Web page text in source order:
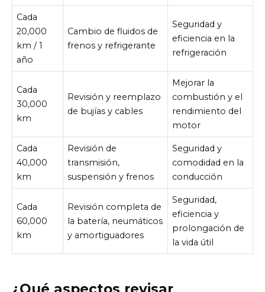
Cada
20,000
km / 1
año
Cambio de fluidos de
frenos y refrigerante
Seguridad y
eficiencia en la
refrigeración
Cada
30,000
km
Revisión y reemplazo
de bujías y cables
Mejorar la
combustión y el
rendimiento del
motor
Cada
40,000
km
Revisión de
transmisión,
suspensión y frenos
Seguridad y
comodidad en la
conducción
Cada
60,000
km
Revisión completa de
la batería, neumáticos
y amortiguadores
Seguridad,
eficiencia y
prolongación de
la vida útil